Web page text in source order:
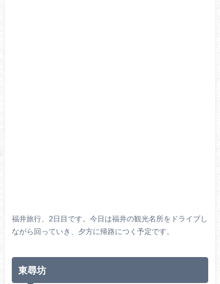
福井旅行、2日目です。今日は福井の観光名所をドライブし
ながら回っていき、夕方に帰路につく予定です。
東尋坊